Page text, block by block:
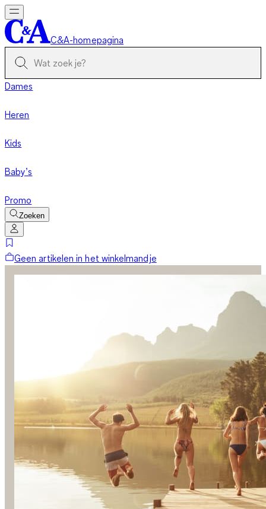
C&A-homepagina
Dames
Heren
Kids
Baby’s
Promo
Zoeken
Geen artikelen in het winkelmandje